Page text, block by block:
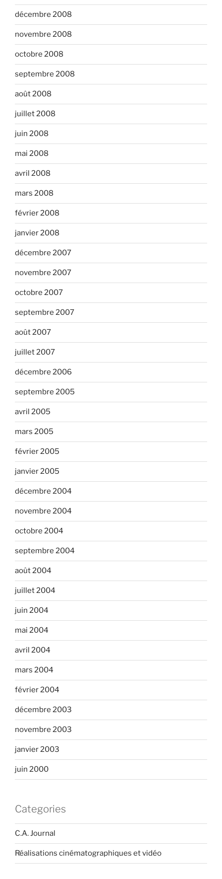
décembre 2008
novembre 2008
octobre 2008
septembre 2008
août 2008
juillet 2008
juin 2008
mai 2008
avril 2008
mars 2008
février 2008
janvier 2008
décembre 2007
novembre 2007
octobre 2007
septembre 2007
août 2007
juillet 2007
décembre 2006
septembre 2005
avril 2005
mars 2005
février 2005
janvier 2005
décembre 2004
novembre 2004
octobre 2004
septembre 2004
août 2004
juillet 2004
juin 2004
mai 2004
avril 2004
mars 2004
février 2004
décembre 2003
novembre 2003
janvier 2003
juin 2000
Categories
C.A. Journal
Réalisations cinématographiques et vidéo